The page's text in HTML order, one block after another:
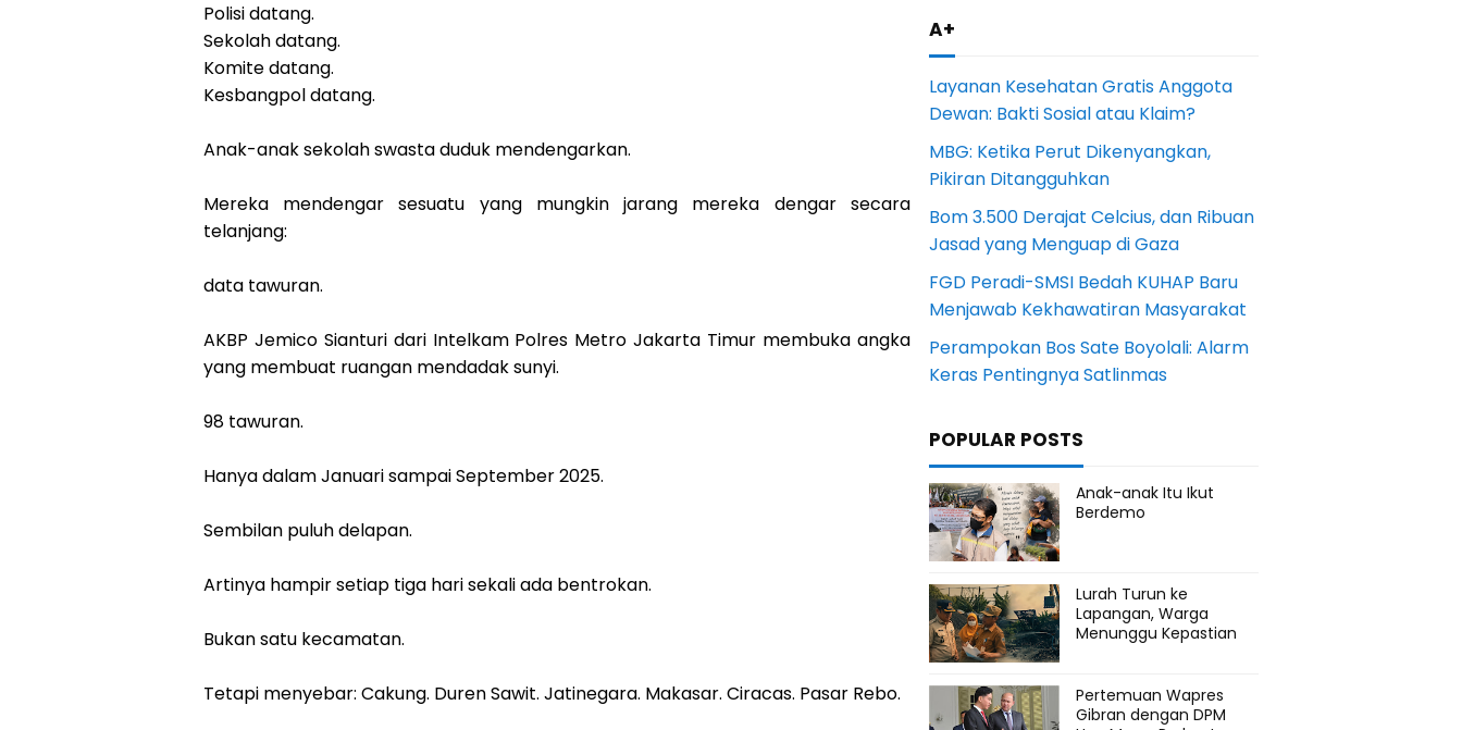
Polisi datang.
Sekolah datang.
Komite datang.
Kesbangpol datang.
Anak-anak sekolah swasta duduk mendengarkan.
Mereka mendengar sesuatu yang mungkin jarang mereka dengar secara
telanjang:
data tawuran.
AKBP Jemico Sianturi dari Intelkam Polres Metro Jakarta Timur membuka angka
yang membuat ruangan mendadak sunyi.
98 tawuran.
Hanya dalam Januari sampai September 2025.
Sembilan puluh delapan.
Artinya hampir setiap tiga hari sekali ada bentrokan.
Bukan satu kecamatan.
Tetapi menyebar: Cakung. Duren Sawit. Jatinegara. Makasar. Ciracas. Pasar Rebo.
A+
Layanan Kesehatan Gratis Anggota
Dewan: Bakti Sosial atau Klaim?
MBG: Ketika Perut Dikenyangkan,
Pikiran Ditangguhkan
Bom 3.500 Derajat Celcius, dan Ribuan
Jasad yang Menguap di Gaza
FGD Peradi-SMSI Bedah KUHAP Baru
Menjawab Kekhawatiran Masyarakat
Perampokan Bos Sate Boyolali: Alarm
Keras Pentingnya Satlinmas
POPULAR POSTS
Anak-anak Itu Ikut
Berdemo
Lurah Turun ke
Lapangan, Warga
Menunggu Kepastian
Pertemuan Wapres
Gibran dengan DPM